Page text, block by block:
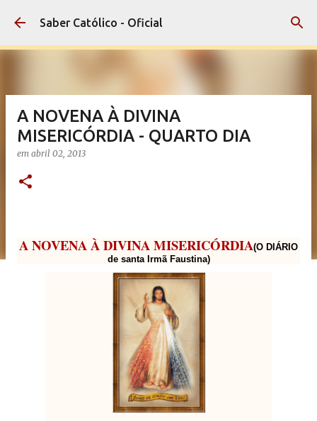
Pular para o conteúdo principal
Saber Católico - Oficial
A NOVENA À DIVINA
MISERICÓRDIA - QUARTO DIA
em abril 02, 2013
A NOVENA À DIVINA MISERICÓRDIA(O DIÁRIO
de santa Irmã Faustina)